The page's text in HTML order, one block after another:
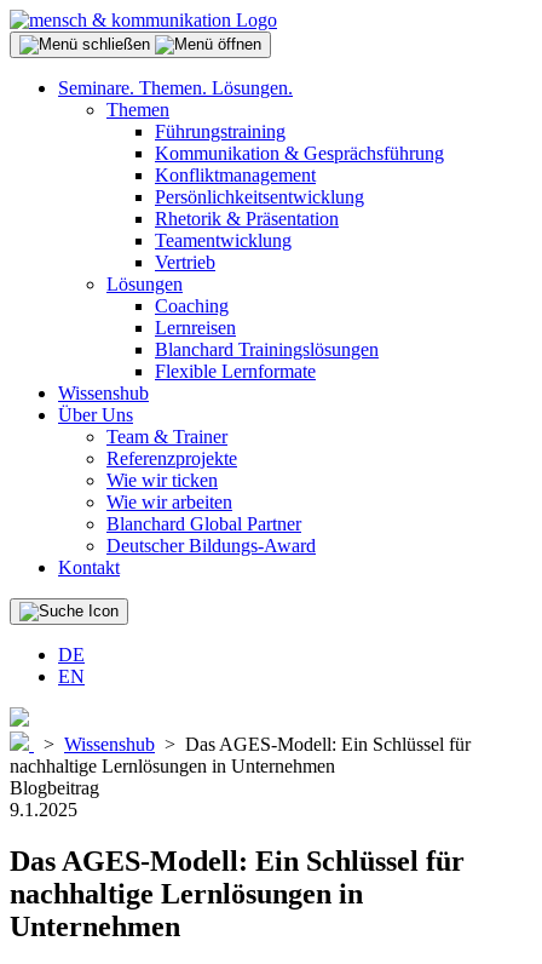
Seminare. Themen. Lösungen.
Themen
Führungstraining
Kommunikation & Gesprächsführung
Konfliktmanagement
Persönlichkeitsentwicklung
Rhetorik & Präsentation
Teamentwicklung
Vertrieb
Lösungen
Coaching
Lernreisen
Blanchard Trainingslösungen
Flexible Lernformate
Wissenshub
Über Uns
Team & Trainer
Referenzprojekte
Wie wir ticken
Wie wir arbeiten
Blanchard Global Partner
Deutscher Bildungs-Award
Kontakt
DE
EN
> Wissenshub > Das AGES-Modell: Ein Schlüssel für
nachhaltige Lernlösungen in Unternehmen
Blogbeitrag
9.1.2025
Das AGES-Modell: Ein Schlüssel für
nachhaltige Lernlösungen in
Unternehmen